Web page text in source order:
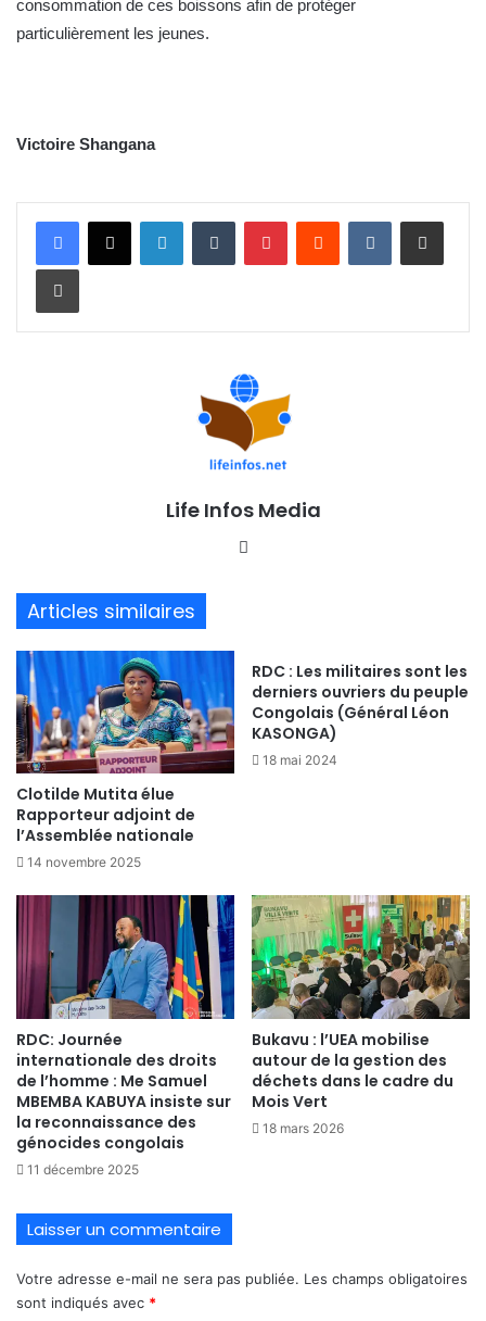
consommation de ces boissons afin de protéger
particulièrement les jeunes.
Victoire Shangana
Life Infos Media
Articles similaires
Clotilde Mutita élue
Rapporteur adjoint de
l’Assemblée nationale
14 novembre 2025
RDC : Les militaires sont les
derniers ouvriers du peuple
Congolais (Général Léon
KASONGA)
18 mai 2024
RDC: Journée
internationale des droits
de l’homme : Me Samuel
MBEMBA KABUYA insiste sur
la reconnaissance des
génocides congolais
11 décembre 2025
Bukavu : l’UEA mobilise
autour de la gestion des
déchets dans le cadre du
Mois Vert
18 mars 2026
Laisser un commentaire
Votre adresse e-mail ne sera pas publiée. Les champs obligatoires
sont indiqués avec *